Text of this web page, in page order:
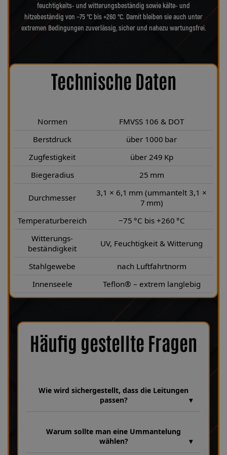
feuchtigkeits- und witterungsbeständig sowie kälte- und
hitzebeständig von −75 °C bis +260 °C. Damit bleiben sie auch unter
extremen Bedingungen zuverlässig, sicher und nahezu wartungsfrei.
Technische Daten
Normen
FMVSS 106 & DOT
Berstdruck
über 1000 bar
Zugfestigkeit
über 249 Kp
Biegeradius
25 mm
Durchmesser
3,1 × 6,1 mm (ummantelt 3,1 ×
7 mm)
Temperaturbereich
−75 °C bis +260 °C
Witterungs-
beständigkeit
UV, Feuchtigkeit & Witterung
Stahlgewebe
nach Luftfahrtnorm
Innenseele
Teflon® – extrem langlebig
Häufig gestellte Fragen
Wie wird sichergestellt, dass die Leitungen
passen?
Leitungsvarianten hinterlegt sind. Dabei achten wir bei jeder
Fertigung genau auf Fahrzeugparameter wie HSN 7115, TSN 314
Warum sollte man eine Ummantelung
wählen?